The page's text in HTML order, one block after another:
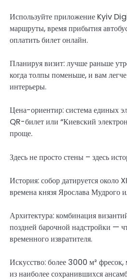
Используйте приложение Kyiv
маршруты, время прибытия
оплатить билет онлайн.
Планируя визит: лучше раньше
когда толпы поменьше, и вам
интерьеры.
Цена-ориентир: система единых
QR-билет или “Киевский
проще.
Здесь не просто стены – здесь
История: собор датируется около
времена князя Ярослава Мудрого
Архитектура: комбинация
поздней барочной надстройки —
временного извратителя.
Искусство: более 3000 м²
из наиболее сохранившихся